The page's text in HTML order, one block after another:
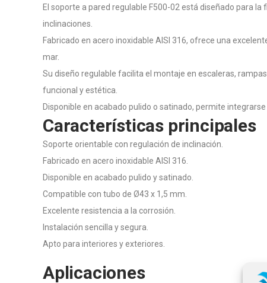
El soporte a pared regulable F500-02 está diseñado para
inclinaciones.
Fabricado en acero inoxidable AISI 316, ofrece una
mar.
Su diseño regulable facilita el montaje en escaleras,
funcional y estética.
Disponible en acabado pulido o satinado, permite
Características principales
Soporte orientable con regulación de inclinación.
Fabricado en acero inoxidable AISI 316.
Disponible en acabado pulido y satinado.
Compatible con tubo de Ø43 x 1,5 mm.
Excelente resistencia a la corrosión.
Instalación sencilla y segura.
Apto para interiores y exteriores.
Aplicaciones